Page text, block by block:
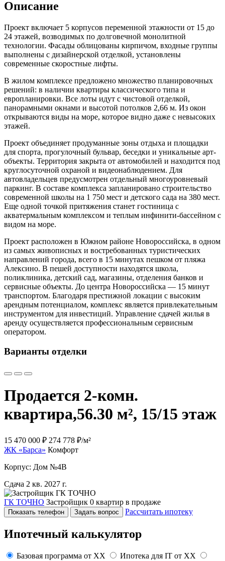
Описание
Проект включает 5 корпусов переменной этажности от 15 до
24 этажей, возводимых по долговечной монолитной
технологии. Фасады облицованы кирпичом, входные группы
выполнены с дизайнерской отделкой, установлены
современные скоростные лифты.
В жилом комплексе предложено множество планировочных
решений: в наличии квартиры классического типа и
европланировки. Все лоты идут с чистовой отделкой,
панорамными окнами и высотой потолков 2,66 м. Из окон
открываются виды на море, которое видно даже с невысоких
этажей.
Проект объединяет продуманные зоны отдыха и площадки
для спорта, прогулочный бульвар, беседки и уникальные арт-
объекты. Территория закрыта от автомобилей и находится под
круглосуточной охраной и видеонаблюдением. Для
автовладельцев предусмотрен отдельный многоуровневый
паркинг. В составе комплекса запланировано строительство
современной школы на 1 750 мест и детского сада на 380 мест.
Еще одной точкой притяжения станет гостиница с
акватермальным комплексом и теплым инфинити-бассейном с
видом на море.
Проект расположен в Южном районе Новороссийска, в одном
из самых живописных и востребованных туристических
направлений города, всего в 15 минутах пешком от пляжа
Алексино. В пешей доступности находятся школа,
поликлиника, детский сад, магазины, отделения банков и
сервисные объекты. До центра Новороссийска — 15 минут
транспортом. Благодаря престижной локации с высоким
арендным потенциалом, комплекс является привлекательным
инструментом для инвестиций. Управление сдачей жилья в
аренду осуществляется профессиональным сервисным
оператором.
Варианты отделки
Продается 2-комн.
квартира,56.30 м², 15/15 этаж
15 470 000 ₽ 274 778 ₽/м²
ЖК «Барса» Комфорт
Корпус: Дом №4В
Сдача 2 кв. 2027 г.
ГК ТОЧНО Застройщик 0 квартир в продаже
Показать телефон Задать вопрос Рассчитать ипотеку
Ипотечный калькулятор
Базовая программа от XX Ипотека для IT от XX